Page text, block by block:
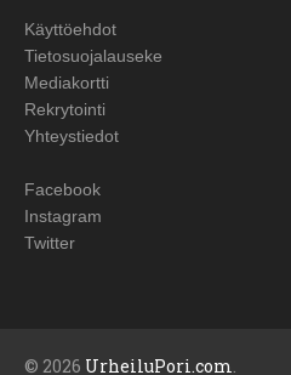
Käyttöehdot
Tietosuojalauseke
Mediakortti
Rekrytointi
Yhteystiedot
Facebook
Instagram
Twitter
© 2026 UrheiluPori.com.